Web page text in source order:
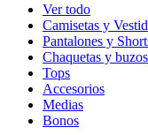
Ver todo
Camisetas y
Pantalones y
Chaquetas y buzos
Tops
Accesorios
Medias
Bonos